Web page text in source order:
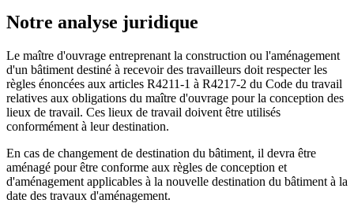
Notre analyse juridique
Le maître d'ouvrage entreprenant la construction ou l'aménagement
d'un bâtiment destiné à recevoir des travailleurs doit respecter les
règles énoncées aux articles R4211-1 à R4217-2 du Code du travail
relatives aux obligations du maître d'ouvrage pour la conception des
lieux de travail. Ces lieux de travail doivent être utilisés
conformément à leur destination.
En cas de changement de destination du bâtiment, il devra être
aménagé pour être conforme aux règles de conception et
d'aménagement applicables à la nouvelle destination du bâtiment à la
date des travaux d'aménagement.